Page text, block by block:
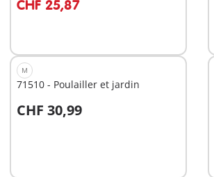
CHF 25,87
M
71510 - Poulailler et jardin
CHF 30,99
Au panier